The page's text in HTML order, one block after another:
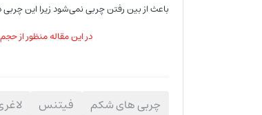
باعث از بین رفتن چربی نمی‌شود زیرا این
در این مقاله منظور از
چربی های شکم فیتنس